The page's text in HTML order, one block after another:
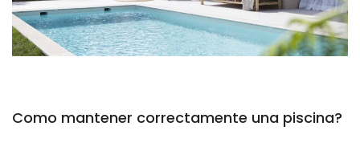
Como mantener correctamente una piscina?